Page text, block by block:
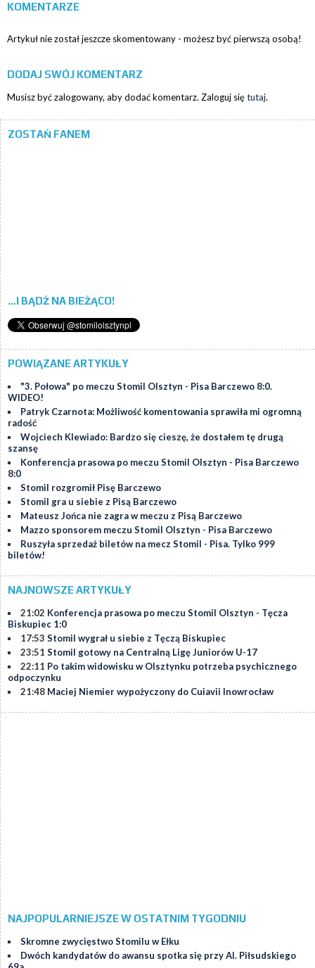
KOMENTARZE
Artykuł nie został jeszcze skomentowany - możesz być pierwszą osobą!
DODAJ SWÓJ KOMENTARZ
Musisz być zalogowany, aby dodać komentarz. Zaloguj siętutaj.
ZOSTAŃ FANEM
...I BĄDŹ NA BIEŻĄCO!
POWIĄZANE ARTYKUŁY
"3. Połowa" po meczu Stomil Olsztyn - Pisa Barczewo 8:0.
WIDEO!
Patryk Czarnota: Możliwość komentowania sprawiła mi ogromną
radość
Wojciech Klewiado: Bardzo się cieszę, że dostałem tę drugą
szansę
Konferencja prasowa po meczu Stomil Olsztyn - Pisa Barczewo
8:0
Stomil rozgromił Pisę Barczewo
Stomil gra u siebie z Pisą Barczewo
Mateusz Jońca nie zagra w meczu z Pisą Barczewo
Mazzo sponsorem meczu Stomil Olsztyn - Pisa Barczewo
Ruszyła sprzedaż biletów na mecz Stomil - Pisa. Tylko 999
biletów!
NAJNOWSZE ARTYKUŁY
21:02 Konferencja prasowa po meczu Stomil Olsztyn - Tęcza
Biskupiec 1:0
17:53 Stomil wygrał u siebie z Tęczą Biskupiec
23:51 Stomil gotowy na Centralną Ligę Juniorów U-17
22:11 Po takim widowisku w Olsztynku potrzeba psychicznego
odpoczynku
21:48 Maciej Niemier wypożyczony do Cuiavii Inowrocław
NAJPOPULARNIEJSZE W OSTATNIM TYGODNIU
Skromne zwycięstwo Stomilu w Ełku
Dwóch kandydatów do awansu spotka się przy Al. Piłsudskiego